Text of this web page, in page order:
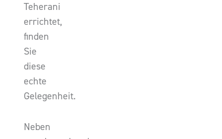
Teherani
errichtet,
finden
Sie
diese
echte
Gelegenheit.
Neben